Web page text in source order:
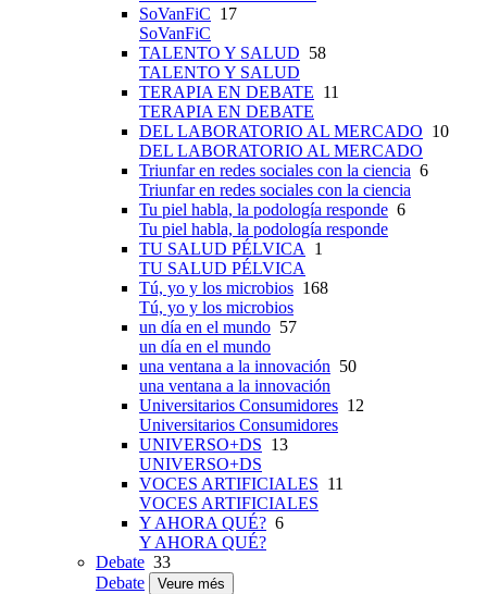
SoVanFiC 17
SoVanFiC
TALENTO Y SALUD 58
TALENTO Y SALUD
TERAPIA EN DEBATE 11
TERAPIA EN DEBATE
DEL LABORATORIO AL MERCADO 10
DEL LABORATORIO AL MERCADO
Triunfar en redes sociales con la ciencia 6
Triunfar en redes sociales con la ciencia
Tu piel habla, la podología responde 6
Tu piel habla, la podología responde
TU SALUD PÉLVICA
1
TU SALUD PÉLVICA
Tú, yo y los microbios 168
Tú, yo y los microbios
un día en el mundo 57
un día en el mundo
una ventana a la innovación 50
una ventana a la innovación
Universitarios Consumidores 12
Universitarios Consumidores
UNIVERSO+DS 13
UNIVERSO+DS
VOCES ARTIFICIALES 11
VOCES ARTIFICIALES
Y AHORA QUÉ? 6
Y AHORA QUÉ?
Debate 33
Debate
Veure més